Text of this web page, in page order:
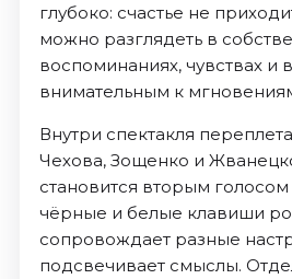
глубоко: счастье не
можно разглядеть в
воспоминаниях, чувствах и
внимательным к
Внутри спектакля
Чехова, Зощенко и
становится вторым
чёрные и белые клавиши
сопровождает разные
подсвечивает смыслы.